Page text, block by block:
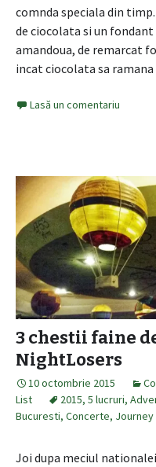
comnda speciala din
de ciocolata si un
amandoua, de remarcat
incat ciocolata sa
Lasă un comentariu
3 chestii faine
NightLosers
10 octombrie 2015
List
2015, 5 lucruri,
Bucuresti, Concerte, Journey
Joi dupa meciul